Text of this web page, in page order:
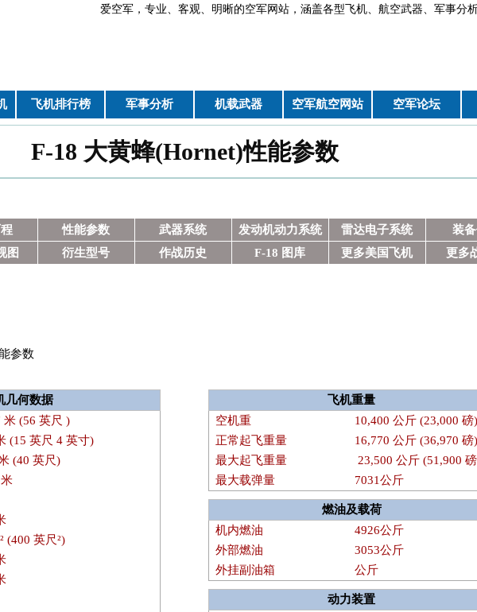
爱空军，专业、客观、明晰的空军网站，涵盖各型飞机、航空武器、
飞机排行榜 军事分析 机载武器 空军航空网站 空军论坛
F-18 大黄蜂(Hornet)性能参数
性能参数 武器系统 发动机动力系统 雷达电子系统
装
图 衍生型号 作战历史 F-18 图库 更多美国飞机 更多
参数
几何数据
米 (56 英尺 )
(15 英尺 4 英寸)
(40 英尺)
(400 英尺²)
飞机重量
空机重
10,400 公斤 (23,000 磅)
正常起飞重量
16,770 公斤 (36,970 磅)
最大起飞重量
23,500 公斤 (51,900
最大载弹量
7031公斤
燃油及载荷
机内燃油
4926公斤
外部燃油
3053公斤
外挂副油箱
公斤
动力装置